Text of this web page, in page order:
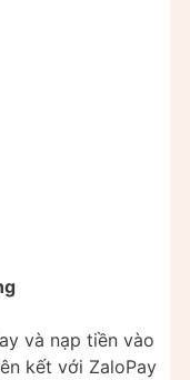
và nạp tiền vào
kết với ZaloPay